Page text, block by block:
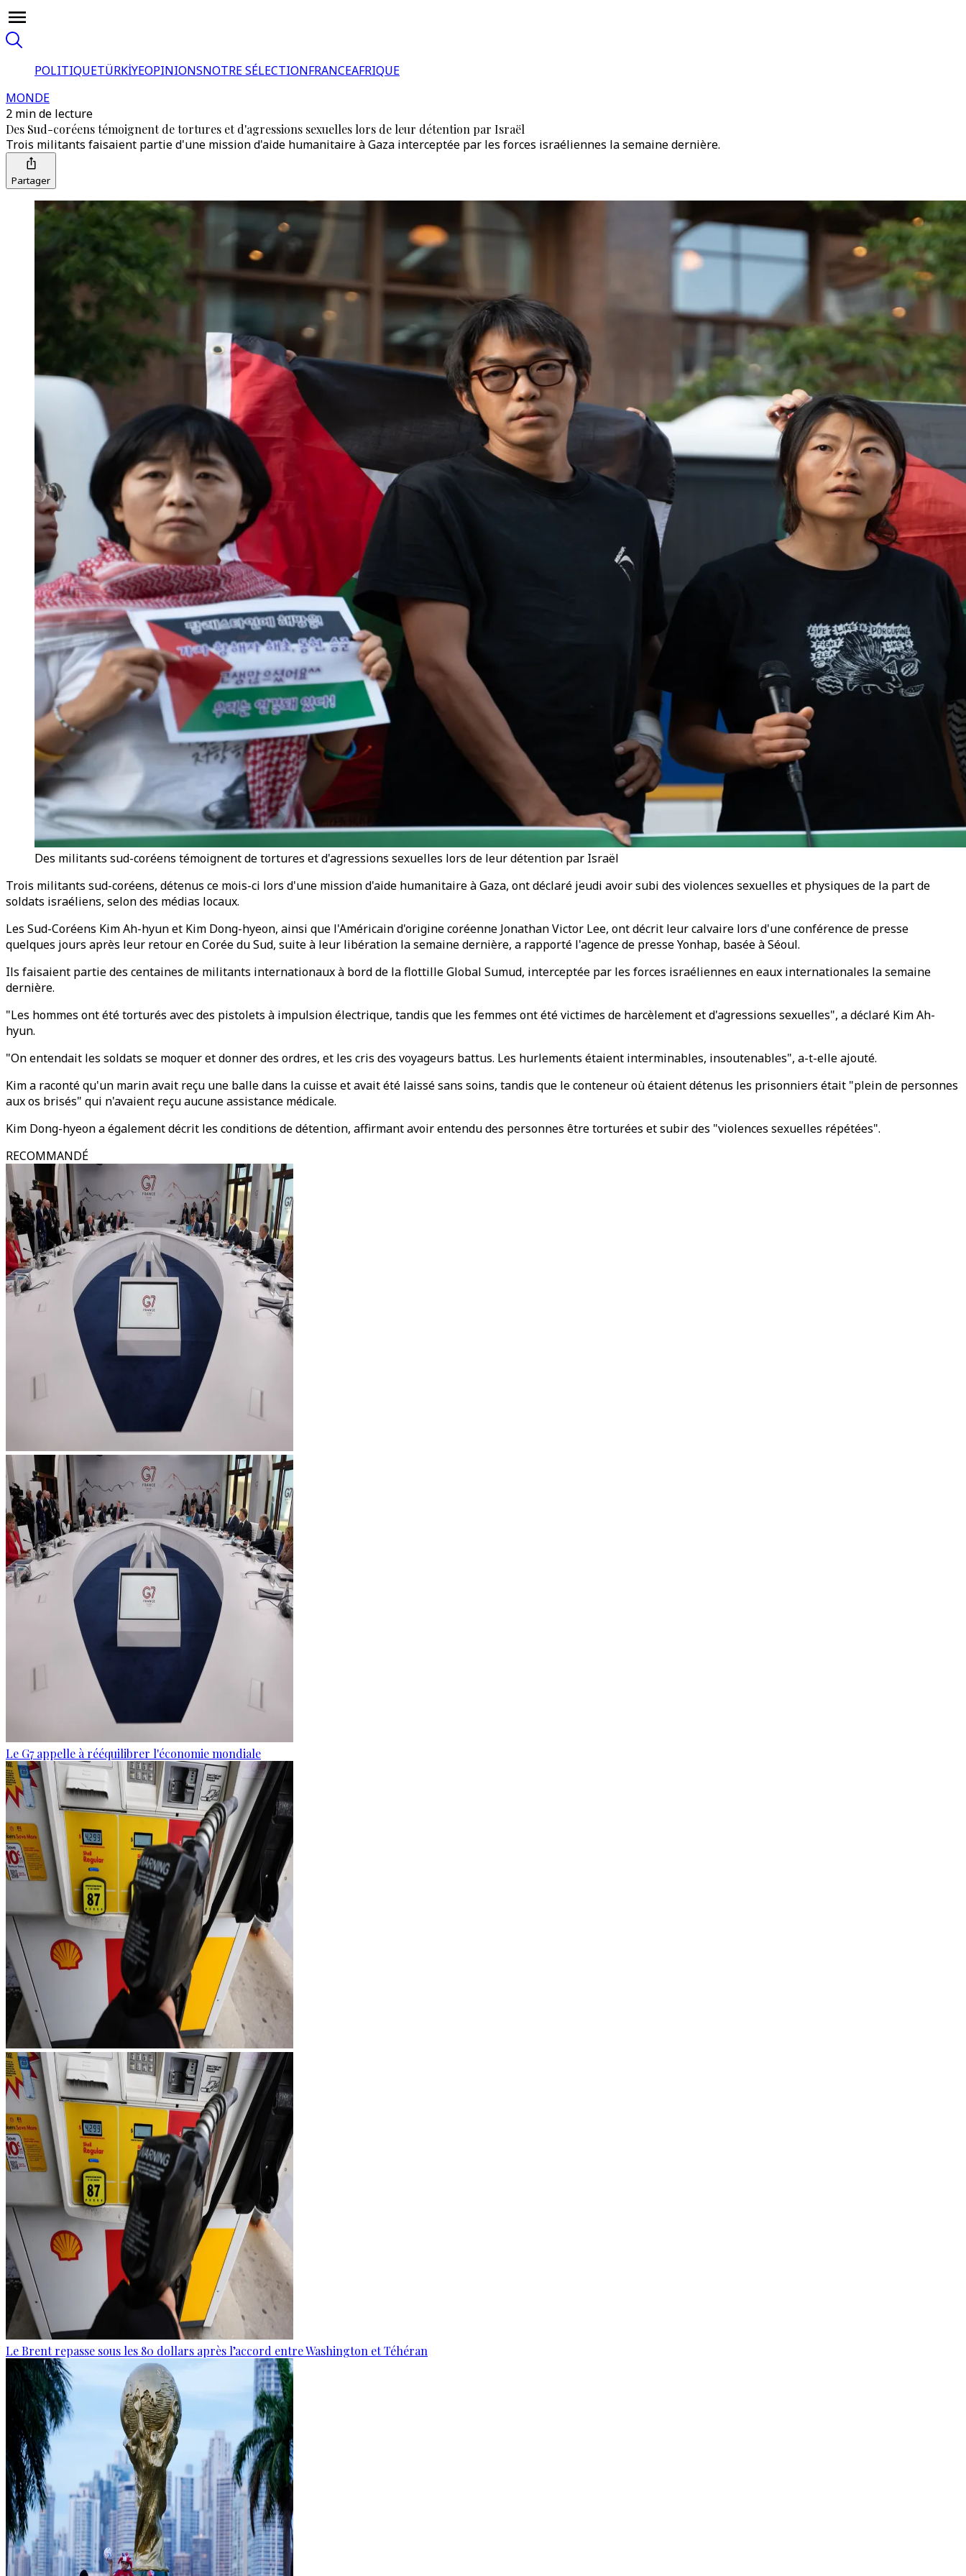
POLITIQUETÜRKİYEOPINIONSNOTRE SÉLECTIONFRANCEAFRIQUE
MONDE
2 min de lecture
Des Sud-coréens témoignent de tortures et d'agressions sexuelles lors de leur détention par Israël
Trois militants faisaient partie d'une mission d'aide humanitaire à Gaza interceptée par les forces israéliennes la semaine dernière.
Partager
Des militants sud-coréens témoignent de tortures et d'agressions sexuelles lors de leur détention par Israël
Trois militants sud-coréens, détenus ce mois-ci lors d'une mission d'aide humanitaire à Gaza, ont déclaré jeudi avoir subi des violences sexuelles et physiques de la part de
soldats israéliens, selon des médias locaux.
Les Sud-Coréens Kim Ah-hyun et Kim Dong-hyeon, ainsi que l'Américain d'origine coréenne Jonathan Victor Lee, ont décrit leur calvaire lors d'une conférence de presse
quelques jours après leur retour en Corée du Sud, suite à leur libération la semaine dernière, a rapporté l'agence de presse Yonhap, basée à Séoul.
Ils faisaient partie des centaines de militants internationaux à bord de la flottille Global Sumud, interceptée par les forces israéliennes en eaux internationales la semaine
dernière.
"Les hommes ont été torturés avec des pistolets à impulsion électrique, tandis que les femmes ont été victimes de harcèlement et d'agressions sexuelles", a déclaré Kim Ah-
hyun.
"On entendait les soldats se moquer et donner des ordres, et les cris des voyageurs battus. Les hurlements étaient interminables, insoutenables", a-t-elle ajouté.
Kim a raconté qu'un marin avait reçu une balle dans la cuisse et avait été laissé sans soins, tandis que le conteneur où étaient détenus les prisonniers était "plein de personnes
aux os brisés" qui n'avaient reçu aucune assistance médicale.
Kim Dong-hyeon a également décrit les conditions de détention, affirmant avoir entendu des personnes être torturées et subir des "violences sexuelles répétées".
RECOMMANDÉ
Le G7 appelle à rééquilibrer l'économie mondiale
Le Brent repasse sous les 80 dollars après l’accord entre Washington et Téhéran